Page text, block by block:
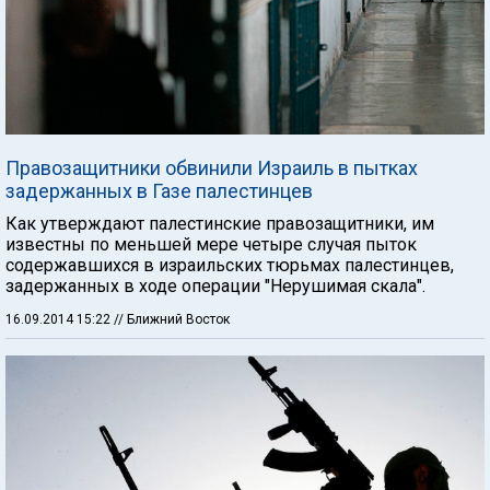
Правозащитники обвинили Израиль в пытках
задержанных в Газе палестинцев
Как утверждают палестинские правозащитники, им
известны по меньшей мере четыре случая пыток
содержавшихся в израильских тюрьмах палестинцев,
задержанных в ходе операции "Нерушимая скала".
16.09.2014 15:22 // Ближний Восток